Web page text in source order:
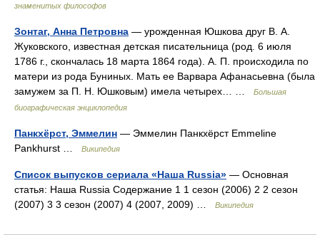
знаменитых философов
Зонтаг, Анна Петровна — урожденная Юшкова друг В. А.
Жуковского, известная детская писательница (род. 6 июля
1786 г., скончалась 18 марта 1864 года). А. П. происходила по
матери из рода Буниных. Мать ее Варвара Афанасьевна (была
замужем за П. Н. Юшковым) имела четырех… …
Большая
биографическая энциклопедия
Панкхёрст, Эммелин — Эммелин Панкхёрст Emmeline
Pankhurst …
Википедия
Список выпусков сериала «Наша Russia» — Основная
статья: Наша Russia Содержание 1 1 сезон (2006) 2 2 сезон
(2007) 3 3 сезон (2007) 4 (2007, 2009) …
Википедия